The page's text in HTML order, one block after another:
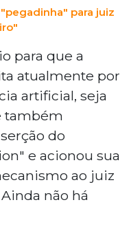
para juiz
para que a
atualmente por
artificial, seja
também
do
e acionou sua
ao juiz
não há